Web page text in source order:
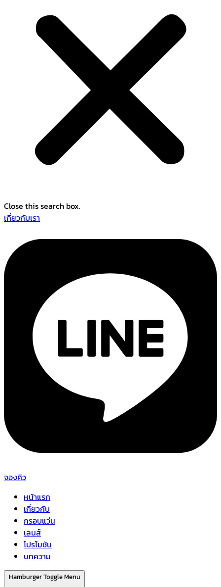
Close this search box.
เกี่ยวกับเรา
จองคิว
หน้าแรก
เกี่ยวกับ
กรอบแว่น
เลนส์
โปรโมชัน
บทความ
Hamburger Toggle Menu